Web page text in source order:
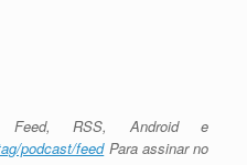
Feed, RSS, Android e
podcast/feedPara assinar no